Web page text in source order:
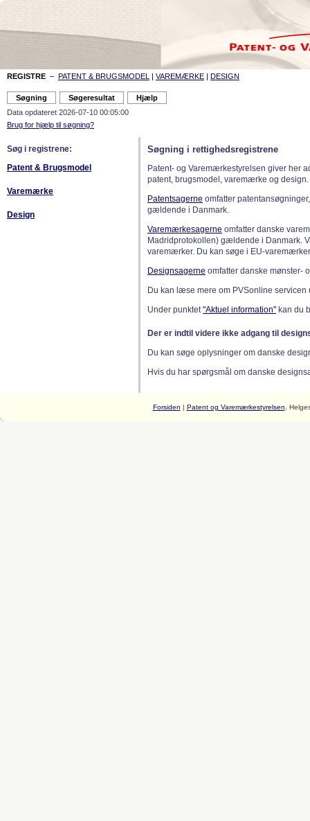
REGISTRE – PATENT & BRUGSMODEL | VAREMÆRKE | DESIGN
Data opdateret 2026-07-10 00:05:00
Brug for hjælp til søgning?
Søg i registrene:
Patent & Brugsmodel
Varemærke
Design
Søgning i rettighedsregistrene
Patent- og Varemærkestyrelsen giver her
patent, brugsmodel, varemærke og design.
Patentsagerne omfatter
gældende i Danmark.
Varemærkesagerne omfatter danske
Madridprotokollen) gældende i Danmark.
varemærker. Du kan søge i EU-
Designsagerne omfatter danske mønster-
Du kan læse mere om PVSonline
Under punktet"Aktuel information" kan du
Der er indtil videre ikke adgang til
Du kan søge oplysninger om danske
Hvis du har spørgsmål om danske
Forsiden | Patent og Varemærkestyrelsen ,